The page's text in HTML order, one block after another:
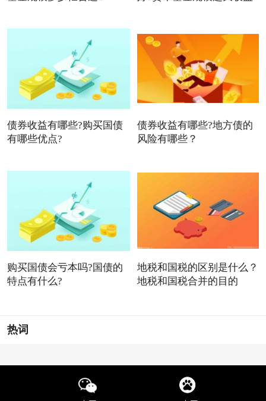
债券收益有哪些?购买国债
有哪些优点?
债券收益有哪些?地方债的
风险有哪些？
购买国债会亏本吗?国债的
特点有什么?
地税和国税的区别是什么？
地税和国税合并的目的
热词